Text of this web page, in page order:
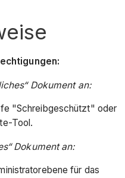
Dokument an:
"Schreibgeschützt" oder
Tool.
Dokument an:
für das